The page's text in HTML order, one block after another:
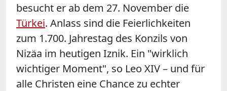
besucht er ab dem 27. November die
Türkei. Anlass sind die Feierlichkeiten
zum 1.700. Jahrestag des Konzils von
Nizäa im heutigen Iznik. Ein "wirklich
wichtiger Moment", so Leo XIV – und für
alle Christen eine Chance zu echter